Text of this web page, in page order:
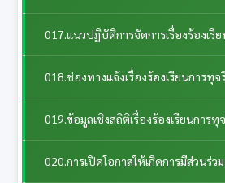
017.แนวปฏิบัติการจัดการเรื่องร้องเ
018.ช่องทางแจ้งเรื่องร้องเรียนการ
019.ข้อมูลเชิงสถิติเรื่องร้องเรียนกา
020.การเปิดโอกาสให้เกิดการมีส่วนร่วม